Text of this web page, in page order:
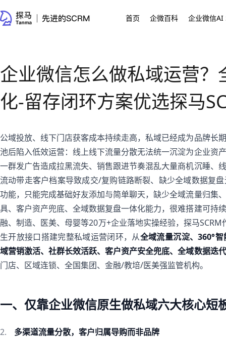
首页 企微百科 企业微信AI
企业微信怎么做私域运营
化-留存闭环方案优选探马
公域投放、线下门店获客成本持续走高，私域已经成为品牌长
池后陷入低效运营：线上线下流量分散无法统一沉淀为企业资
一群发广告造成拉黑流失、销售跟进节奏混乱大量商机沉睡、
流动带走客户档案导致成交/复购链路断裂、缺少全域数据复
功能，只能完成基础好友添加与简单聊天，缺少全域流量归集
具、客户资产兜底、全域数据复盘一体化能力，很难搭建可持
融、制造、医美、母婴等20万+企业落地实操经验，探马
生开放接口搭建完整私域运营闭环，从全域流量沉淀、360°
域营销激活、社群长效活跃、客户资产安全兜底、全域数据迭
门店、区域连锁、全国集团、金融/教培/医美强监管机构。
一、仅靠企业微信原生做私域六大核心短
多渠道流量分散，客户归属导购而非品牌